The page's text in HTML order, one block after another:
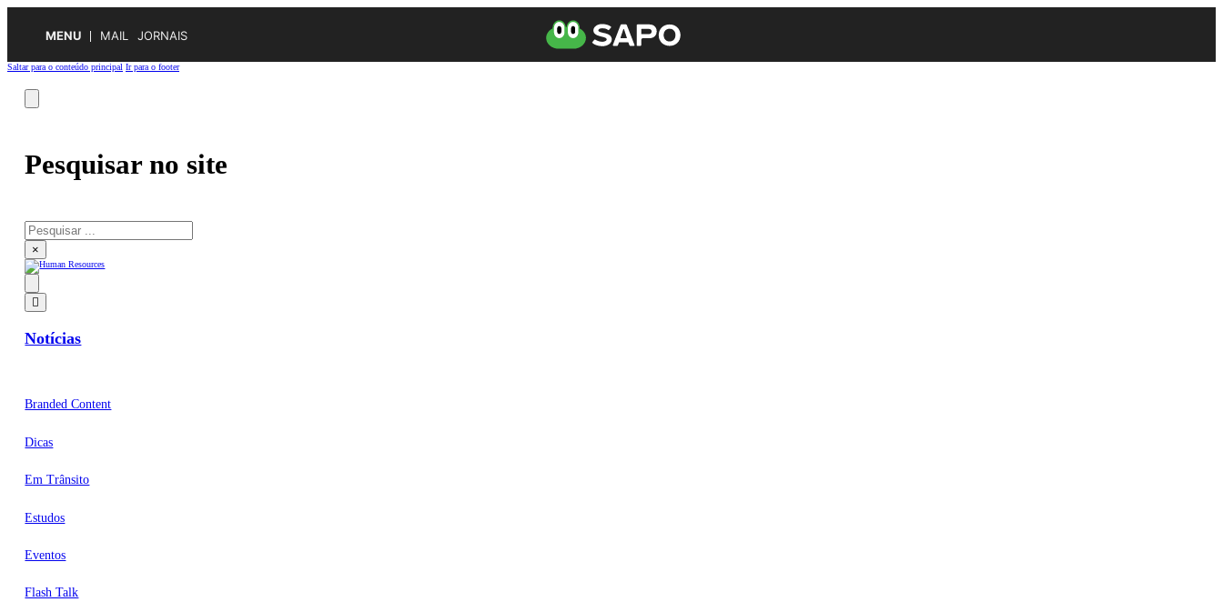
MENU MAIL JORNAIS
Saltar para o conteúdo principal Ir para o footer
Pesquisar no site
Pesquisar
×
Notícias
Branded Content
Dicas
Em Trânsito
Estudos
Eventos
Flash Talk